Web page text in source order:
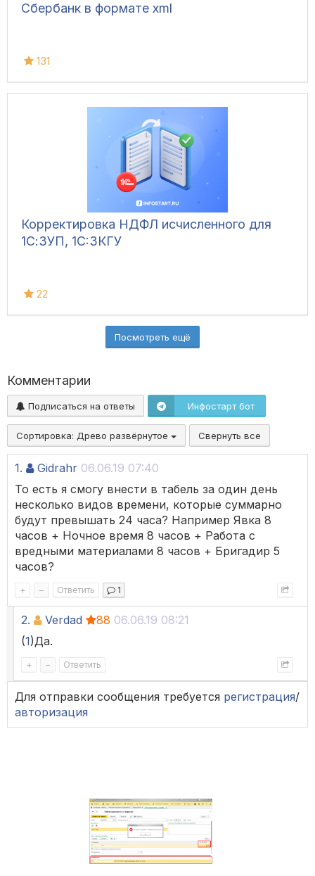
Сбербанк в формате xml
131
Корректировка НДФЛ исчисленного для
1С:ЗУП, 1C:ЗКГУ
22
Посмотреть ещё
Комментарии
Подписаться на ответы Инфостарт бот
Сортировка: Древо развёрнутое Свернуть все
1. Gidrahr 06.06.19 07:40
То есть я смогу внести в табель за один день
несколько видов времени, которые суммарно
будут превышать 24 часа? Например Явка 8
часов + Ночное время 8 часов + Работа с
вредными материалами 8 часов + Бригадир 5
часов?
+ – Ответить 1
2. Verdad 88 06.06.19 08:21
(1)Да.
+ – Ответить
Для отправки сообщения требуется регистрация/
авторизация